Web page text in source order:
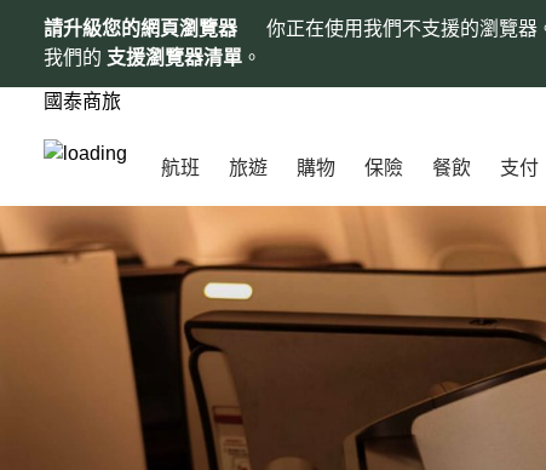
請升級您的網頁瀏覽器
你正在使用我們不支援的瀏覽
我們的 支援瀏覽器清單 。
國泰商旅
航班 旅遊 購物 保險 餐飲 支付